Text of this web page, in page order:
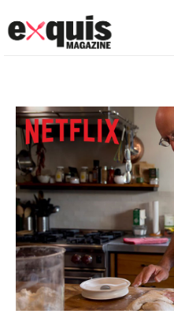
Hôtels
Gastronomie
Recettes
Shopping
Évènements